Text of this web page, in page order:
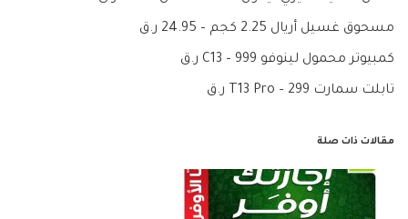
مسحوق غسيل أريال 2.25 كجم – 24.95 ر.ق
كمبيوتر محمول لينوفو C13 – 999 ر.ق
تابلت سمارت T13 Pro – 299 ر.ق
مقالات ذات صلة